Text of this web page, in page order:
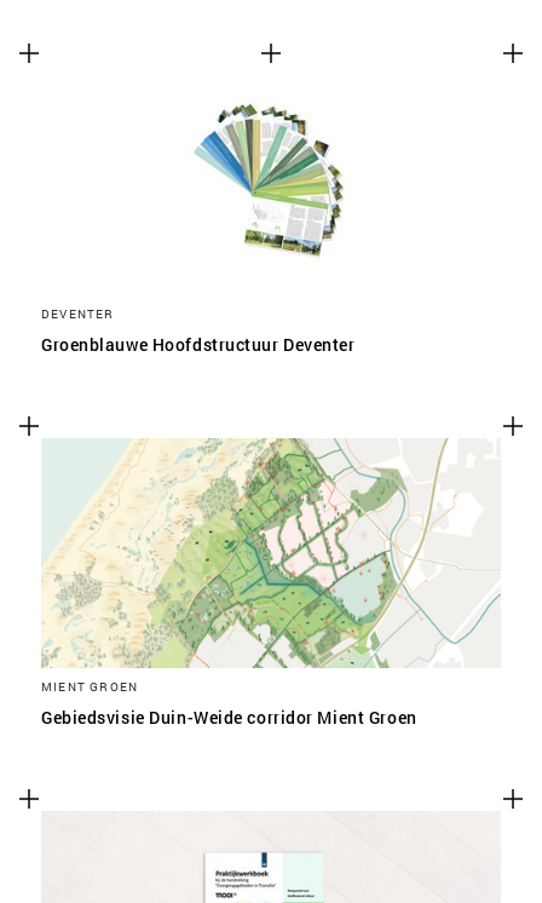
DEVENTER
Groenblauwe Hoofdstructuur Deventer
MIENT GROEN
Gebiedsvisie Duin-Weide corridor Mient Groen